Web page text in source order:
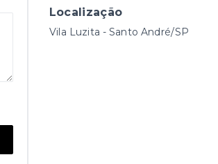
Localização
Vila Luzita - Santo André/SP